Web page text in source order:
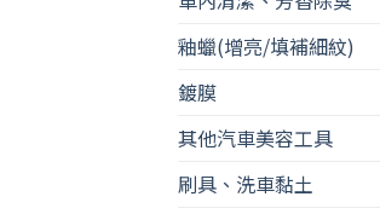
釉蠟(增亮/填補細紋)
鍍膜
其他汽車美容工具
刷具、洗車黏土